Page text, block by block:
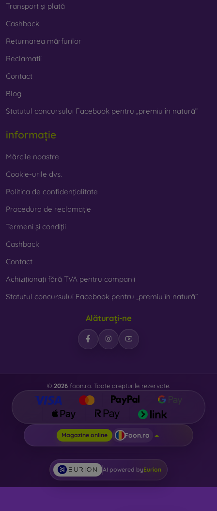
Transport și plată
Cashback
Returnarea mărfurilor
Reclamatii
Contact
Blog
Statutul concursului Facebook pentru „premiu în natură”
informație
Mărcile noastre
Cookie-urile dvs.
Politica de confidențialitate
Procedura de reclamație
Termeni și condiții
Cashback
Contact
Achiziționați fără TVA pentru companii
Statutul concursului Facebook pentru „premiu în natură”
Alăturați-ne
© 2026 foon.ro. Toate drepturile rezervate.
Magazine online Foon.ro
AI powered byEurion